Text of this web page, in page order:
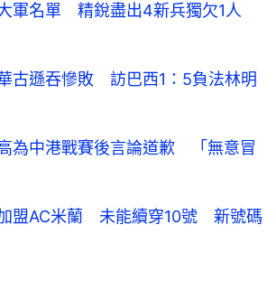
軍名單 精銳盡出4新兵獨欠1人
古遜吞慘敗 訪巴西1：5負法林明
為中港戰賽後言論道歉 「無意冒
盟AC米蘭 未能續穿10號 新號碼